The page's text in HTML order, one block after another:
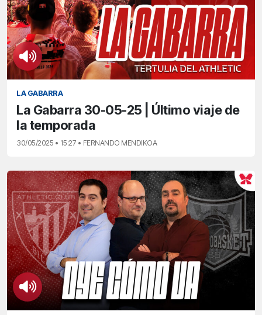
LA GABARRA
La Gabarra 30-05-25 | Último viaje de
la temporada
30/05/2025 • 15:27 • FERNANDO MENDIKOA